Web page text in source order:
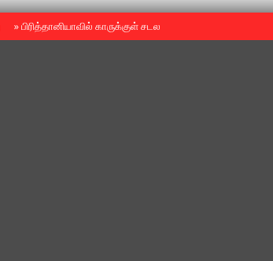
»பிரித்தானியாவில் காருக்குள் சடலம் -தமிழருடையதா ?